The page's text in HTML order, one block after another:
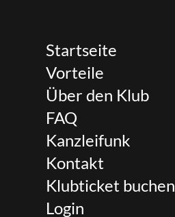
Startseite
Vorteile
Über den Klub
FAQ
Kanzleifunk
Kontakt
Klubticket buchen
Login